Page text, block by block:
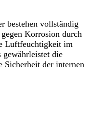
vollständig
Korrosion durch
Luftfeuchtigkeit im
gewährleistet die
Sicherheit der internen